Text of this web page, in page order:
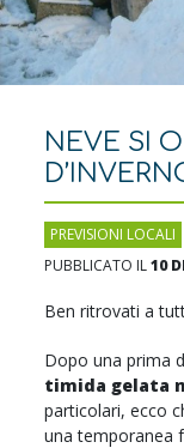
NEVE SI
PREVISIONI LOCALI
PUBBLICATO IL10
Ben ritrovati a
Dopo una prima
timida gelata
particolari, ecco
una temporanea